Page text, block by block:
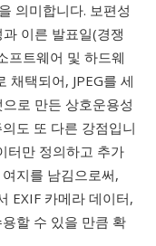
의미합니다. 보편성
이른 발표일(경쟁
프트웨어 및 하드웨
채택되어, JPEG를 세
로 만든 상호운용성
도 또 다른 강점입니
터만 정의하고 추가
지를 남김으로써,
EXIF 카메라 데이터,
할 수 있을 만큼 확